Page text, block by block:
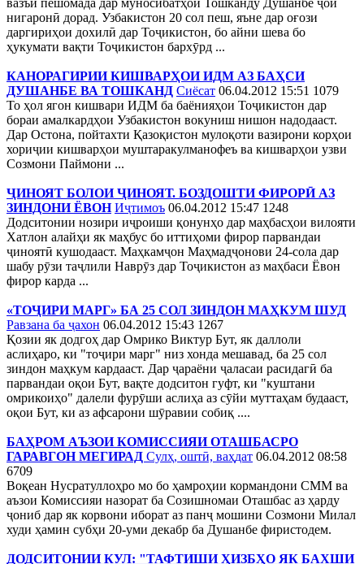
вазъи пешомада дар муносибатҳои Тошканду Душанбе ҷои
нигаронӣ дорад. Узбакистон 20 сол пеш, яъне дар оғози
даргириҳои дохилӣ дар Тоҷикистон, бо айни шева бо
ҳукумати вақти Тоҷикистон бархӯрд ...
КАНОРАГИРИИ КИШВАРҲОИ ИДМ АЗ БАҲСИ
ДУШАНБЕ ВА ТОШКАНД Сиёсат 06.04.2012 15:51 1079
То ҳол ягон кишвари ИДМ ба баёнияҳои Тоҷикистон дар
бораи амалкардҳои Узбакистон вокуниш нишон надодааст.
Дар Остона, пойтахти Қазоқистон мулоқоти вазирони корҳои
хориҷии кишварҳои муштаракулманофеъ ва кишварҳои узви
Созмони Паймони ...
ҶИНОЯТ БОЛОИ ҶИНОЯТ. БОЗДОШТИ ФИРОРӢ АЗ
ЗИНДОНИ ЁВОН Иҷтимоъ 06.04.2012 15:47 1248
Додситонии нозири иҷроиши қонунҳо дар маҳбасҳои вилояти
Хатлон алайҳи як маҳбус бо иттиҳоми фирор парвандаи
ҷиноятӣ кушодааст. Маҳкамҷон Маҳмадҷонови 24-сола дар
шабу рӯзи таҷлили Наврӯз дар Тоҷикистон аз маҳбаси Ёвон
фирор карда ...
«ТОҶИРИ МАРГ» БА 25 СОЛ ЗИНДОН МАҲКУМ ШУД
Равзана ба ҷахон 06.04.2012 15:43 1267
Қозии як додгоҳ дар Омрико Виктур Бут, як даллоли
аслиҳаро, ки "тоҷири марг" низ хонда мешавад, ба 25 сол
зиндон маҳкум кардааст. Дар ҷараёни ҷаласаи расидагӣ ба
парвандаи оқои Бут, вақте додситон гуфт, ки "куштани
омрикоиҳо" далели фурӯши аслиҳа аз сӯйи муттаҳам будааст,
оқои Бут, ки аз афсарони шӯравии собиқ ....
БАҲРОМ АЪЗОИ КОМИССИЯИ ОТАШБАСРО
ГАРАВГОН МЕГИРАД Сулҳ, оштӣ, ваҳдат 06.04.2012 08:58
6709
Воқеан Нусратуллоҳро мо бо ҳамроҳии кормандони СММ ва
аъзои Комиссияи назорат ба Созишномаи Оташбас аз ҳарду
ҷониб дар як корвони иборат аз панҷ мошини Созмони Милал
худи ҳамин субҳи 20-уми декабр ба Душанбе фиристодем.
ДОДСИТОНИИ КУЛ: "ТАФТИШИ ҲИЗБҲО ЯК БАХШИ